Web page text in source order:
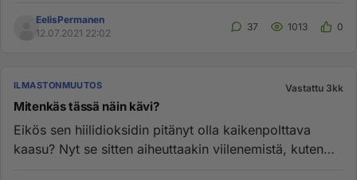
EelisPermanen
12.07.2021 22:02
37 1013 0
ILMASTONMUUTOS Vastattu 3kk
Mitenkäs tässä näin kävi?
Eikös sen hiilidioksidin pitänyt olla kaikenpolttava
kaasu? Nyt se sitten aiheuttaakin viilenemistä, kuten